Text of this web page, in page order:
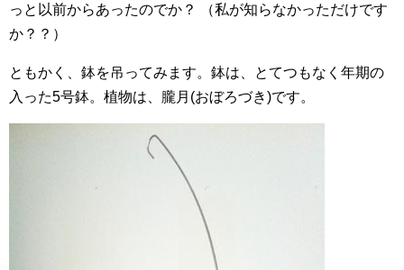
っと以前からあったのでか？ （私が知らなかっただけです
か？？）
ともかく、鉢を吊ってみます。鉢は、とてつもなく年期の
入った5号鉢。植物は、朧月(おぼろづき)です。